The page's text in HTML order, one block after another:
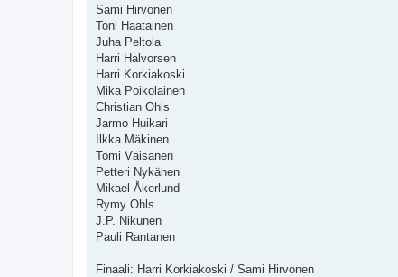
i
Sami Hirvonen
Toni Haatainen
Juha Peltola
Harri Halvorsen
Harri Korkiakoski
Mika Poikolainen
Christian Ohls
Jarmo Huikari
Ilkka Mäkinen
Tomi Väisänen
Petteri Nykänen
Mikael Åkerlund
Rymy Ohls
J.P. Nikunen
Pauli Rantanen
Finaali: Harri Korkiakoski / Sami Hirvonen